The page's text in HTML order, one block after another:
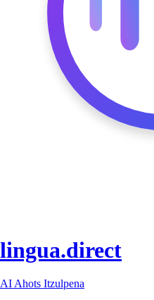
lingua.direct
AI Ahots Itzulpena